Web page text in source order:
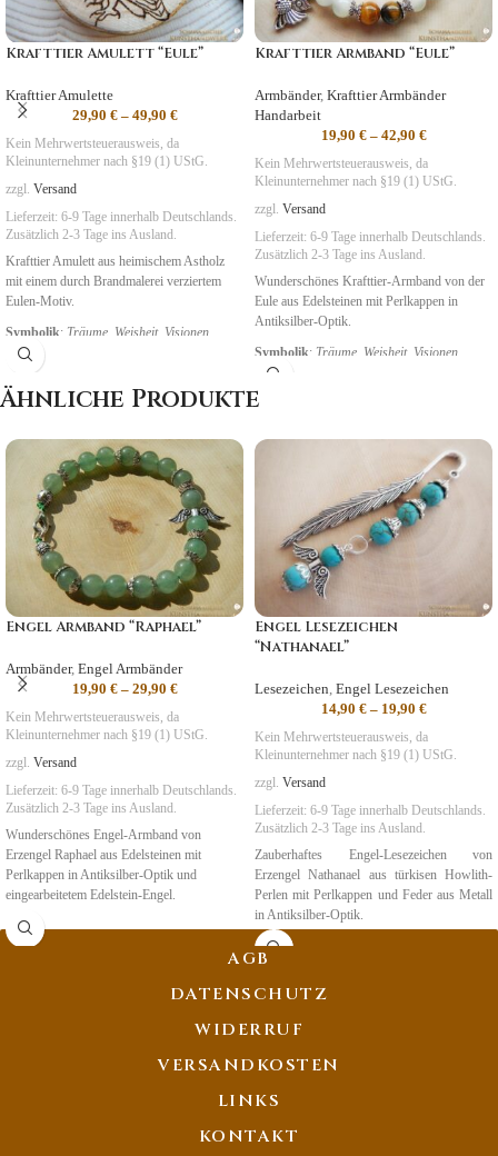
Krafttier Amulett “Eule”
Krafttier Amulette
29,90 €– 49,90 €
Kein Mehrwertsteuerausweis, da
Kleinunternehmer nach §19 (1) UStG.
zzgl. Versand
Lieferzeit: 6-9 Tage innerhalb Deutschlands.
Zusätzlich 2-3 Tage ins Ausland.
Krafttier Amulett aus heimischem Astholz
mit einem durch Brandmalerei verziertem
Eulen-Motiv.
Symbolik: Träume, Weisheit, Visionen
Krafttier Armband “Eule”
Armbänder, Krafttier Armbänder
Handarbeit
19,90 €– 42,90 €
Kein Mehrwertsteuerausweis, da
Kleinunternehmer nach §19 (1) UStG.
zzgl. Versand
Lieferzeit: 6-9 Tage innerhalb Deutschlands.
Zusätzlich 2-3 Tage ins Ausland.
Wunderschönes Krafttier-Armband von der
Eule aus Edelsteinen mit Perlkappen in
Antiksilber-Optik.
Symbolik: Träume, Weisheit, Visionen
Ähnliche Produkte
Engel Armband “Raphael”
Armbänder, Engel Armbänder
19,90 €– 29,90 €
Kein Mehrwertsteuerausweis, da
Kleinunternehmer nach §19 (1) UStG.
zzgl. Versand
Lieferzeit: 6-9 Tage innerhalb Deutschlands.
Zusätzlich 2-3 Tage ins Ausland.
Wunderschönes Engel-Armband von
Erzengel Raphael aus Edelsteinen mit
Perlkappen in Antiksilber-Optik und
eingearbeitetem Edelstein-Engel.
Symbolik:Erneuerung,Heilung,
NatUrVerbundenheit
Engel Lesezeichen
“Nathanael”
Lesezeichen, Engel Lesezeichen
14,90 €– 19,90 €
Kein Mehrwertsteuerausweis, da
Kleinunternehmer nach §19 (1) UStG.
zzgl. Versand
Lieferzeit: 6-9 Tage innerhalb Deutschlands.
Zusätzlich 2-3 Tage ins Ausland.
Zauberhaftes Engel-Lesezeichen von
Erzengel Nathanael aus türkisen Howlith-
Perlen mit Perlkappen und Feder aus Metall
in Antiksilber-Optik.
Symbolik
AGB
DATENSCHUTZ
WIDERRUF
VERSANDKOSTEN
LINKS
KONTAKT